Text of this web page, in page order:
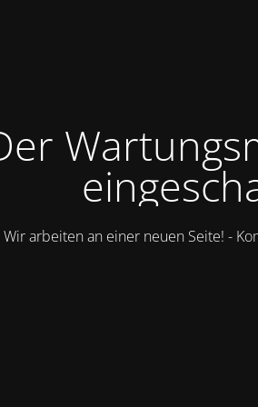
Wir arbeiten an einer neuen Seite! -